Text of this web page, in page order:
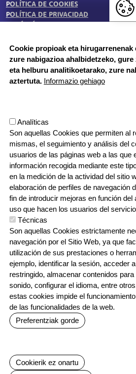
POLÍTICA DE COOKIES
POLÍTICA DE PRIVACIDAD
HORARIO DE SECRETARÍA:
De lunes a jueves 8:00 - 18:00
Viernes 8:00 - 17:00
20570 Bergara, Gipuzkoa
943 76 90 71
ORRI-OINA
CONTACTO
TRABAJA CON NOSOTROS
IRUDIA
Irudia Irudia Irudia
Cookie propioak eta
zure nabigazioa ahalbidetzeko,
eta helburu analitikoetarako, zure
aztertuta. Informazio gehiago
Analíticas
Son aquellas Cookies que permiten al
mismas, el seguimiento y análisis del
usuarios de las páginas web a las que
información recogida mediante este
en la medición de la actividad del sitio
elaboración de perfiles de navegación
fin de introducir mejoras en función del
uso que hacen los usuarios del
Técnicas
Son aquellas Cookies estrictamente
navegación por el Sitio Web, ya que
utilización de sus prestaciones o
ejemplo, identificar la sesión, acceder
restringido, almacenar contenidos
sonido, configurar el idioma, entre
estas cookies impide el
de las funcionalidades de la web.
Preferentziak gorde
Cookierik ez onartu
Baimenak ezeztatu